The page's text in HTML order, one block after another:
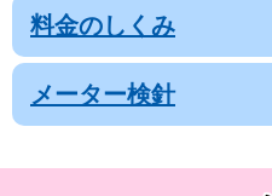
料金のしくみ
メーター検針